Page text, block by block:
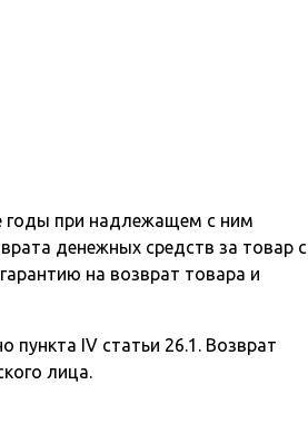
годы при надлежащем с ним
денежных средств за товар с
на возврат товара и
пункта IV статьи 26.1. Возврат
лица.